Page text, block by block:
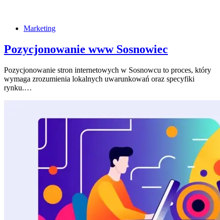
Marketing
Pozycjonowanie www Sosnowiec
Pozycjonowanie stron internetowych w Sosnowcu to proces, który
wymaga zrozumienia lokalnych uwarunkowań oraz specyfiki
rynku.…